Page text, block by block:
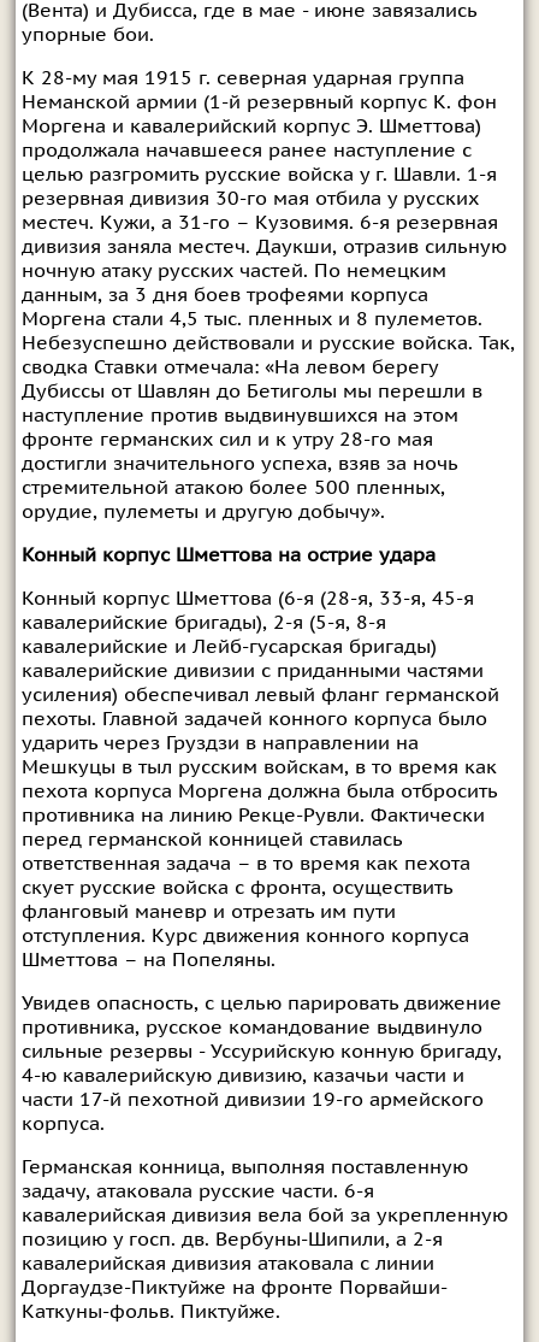
(Вента) и Дубисса, где в мае - июне завязались
упорные бои.
К 28-му мая 1915 г. северная ударная группа
Неманской армии (1-й резервный корпус К. фон
Моргена и кавалерийский корпус Э. Шметтова)
продолжала начавшееся ранее наступление с
целью разгромить русские войска у г. Шавли. 1-я
резервная дивизия 30-го мая отбила у русских
местеч. Кужи, а 31-го – Кузовимя. 6-я резервная
дивизия заняла местеч. Даукши, отразив сильную
ночную атаку русских частей. По немецким
данным, за 3 дня боев трофеями корпуса
Моргена стали 4,5 тыс. пленных и 8 пулеметов.
Небезуспешно действовали и русские войска. Так,
сводка Ставки отмечала: «На левом берегу
Дубиссы от Шавлян до Бетиголы мы перешли в
наступление против выдвинувшихся на этом
фронте германских сил и к утру 28-го мая
достигли значительного успеха, взяв за ночь
стремительной атакою более 500 пленных,
орудие, пулеметы и другую добычу».
Конный корпус Шметтова на острие удара
Конный корпус Шметтова (6-я (28-я, 33-я, 45-я
кавалерийские бригады), 2-я (5-я, 8-я
кавалерийские и Лейб-гусарская бригады)
кавалерийские дивизии с приданными частями
усиления) обеспечивал левый фланг германской
пехоты. Главной задачей конного корпуса было
ударить через Груздзи в направлении на
Мешкуцы в тыл русским войскам, в то время как
пехота корпуса Моргена должна была отбросить
противника на линию Рекце-Рувли. Фактически
перед германской конницей ставилась
ответственная задача – в то время как пехота
скует русские войска с фронта, осуществить
фланговый маневр и отрезать им пути
отступления. Курс движения конного корпуса
Шметтова – на Попеляны.
Увидев опасность, с целью парировать движение
противника, русское командование выдвинуло
сильные резервы - Уссурийскую конную бригаду,
4-ю кавалерийскую дивизию, казачьи части и
части 17-й пехотной дивизии 19-го армейского
корпуса.
Германская конница, выполняя поставленную
задачу, атаковала русские части. 6-я
кавалерийская дивизия вела бой за укрепленную
позицию у госп. дв. Вербуны-Шипили, а 2-я
кавалерийская дивизия атаковала с линии
Доргаудзе-Пиктуйже на фронте Порвайши-
Каткуны-фольв. Пиктуйже.